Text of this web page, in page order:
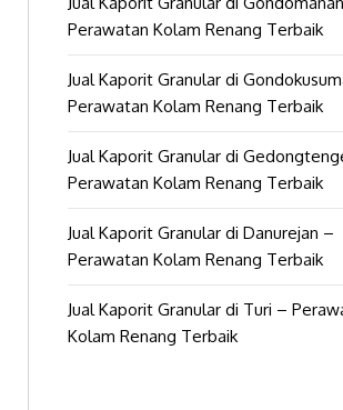
Perawatan Kolam Renang Terbaik
Jual Kaporit Granular di
Perawatan Kolam Renang Terbaik
Jual Kaporit Granular di
Perawatan Kolam Renang Terbaik
Jual Kaporit Granular di Danurejan –
Perawatan Kolam Renang Terbaik
Jual Kaporit Granular di Turi –
Kolam Renang Terbaik